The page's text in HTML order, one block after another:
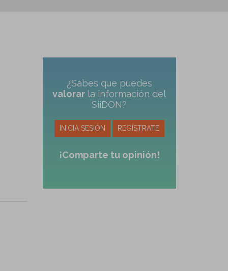
¿Sabes que puedes
valorar la información del
SiiDON?
INICIA SESIÓN REGÍSTRATE
¡Comparte tu opinión!